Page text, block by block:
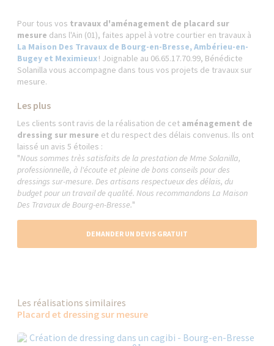
Pour tous vos travaux d'aménagement de placard sur
mesure dans l'Ain (01), faites appel à votre courtier en travaux à
La Maison Des Travaux de Bourg-en-Bresse, Ambérieu-en-
Bugey et Meximieux! Joignable au 06.65.17.70.99, Bénédicte
Solanilla vous accompagne dans tous vos projets de travaux sur
mesure.
Les plus
Les clients sont ravis de la réalisation de cet aménagement de
dressing sur mesure et du respect des délais convenus. Ils ont
laissé un avis 5 étoiles :
"Nous sommes très satisfaits de la prestation de Mme Solanilla,
professionnelle, à l'écoute et pleine de bons conseils pour des
dressings sur-mesure. Des artisans respectueux des délais, du
budget pour un travail de qualité. Nous recommandons La Maison
Des Travaux de Bourg-en-Bresse."
DEMANDER UN DEVIS GRATUIT
Les réalisations similaires
Placard et dressing sur mesure